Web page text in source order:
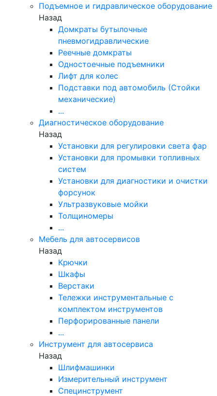
Подъемное и гидравлическое оборудование
Назад
Домкраты бутылочные
пневмогидравлические
Реечные домкраты
Одностоечные подъемники
Лифт для колес
Подставки под автомобиль (Стойки
механические)
...
Диагностическое оборудование
Назад
Установки для регулировки света фар
Установки для промывки топливных
систем
Установки для диагностики и очистки
форсунок
Ультразвуковые мойки
Толщиномеры
...
Мебель для автосервисов
Назад
Крючки
Шкафы
Верстаки
Тележки инструментальные с
комплектом инструментов
Перфорированные панели
...
Инструмент для автосервиса
Назад
Шлифмашинки
Измерительный инструмент
Специнструмент